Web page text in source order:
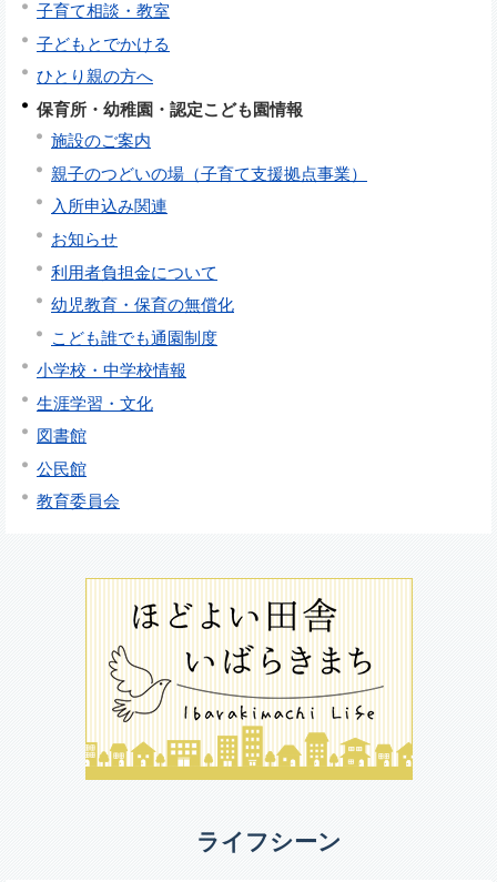
子育て相談・教室
子どもとでかける
ひとり親の方へ
保育所・幼稚園・認定こども園情報
施設のご案内
親子のつどいの場（子育て支援拠点事業）
入所申込み関連
お知らせ
利用者負担金について
幼児教育・保育の無償化
こども誰でも通園制度
小学校・中学校情報
生涯学習・文化
図書館
公民館
教育委員会
ライフシーン